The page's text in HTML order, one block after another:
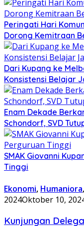
Peringati Hari
Dorong Kemitraan
Dari Kupang ke
Konsistensi Belajar
Enam Dekade
Schondorf, SVD
SMAK Giovanni
Tinggi
Ekonomi, Humaniora,
2024Oktober 10,
Kunjungan